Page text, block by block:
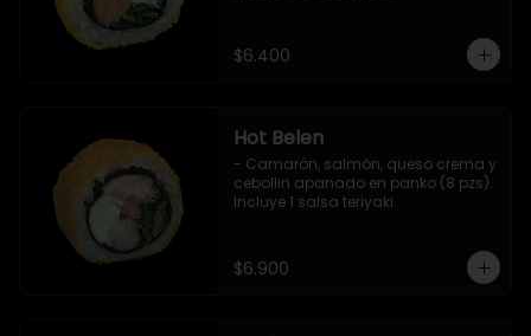
$6.400
Hot Belen
- Camarón, salmón, queso crema y
cebollin apanado en panko (8 pzs).
Incluye 1 salsa teriyaki.
$6.900